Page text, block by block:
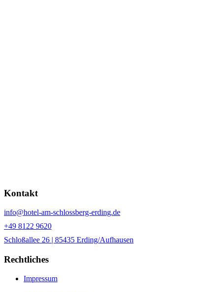
Kontakt
info@hotel-am-schlossberg-erding.de
+49 8122 9620
Schloßallee 26 | 85435 Erding/Aufhausen
Rechtliches
Impressum